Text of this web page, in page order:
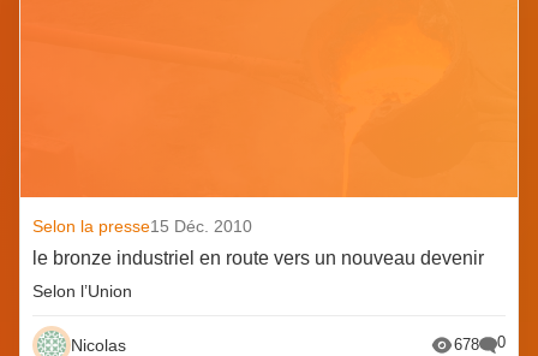
Selon la presse15 Déc. 2010
le bronze industriel en route vers un nouveau devenir
Selon l’Union
Nicolas 678 0